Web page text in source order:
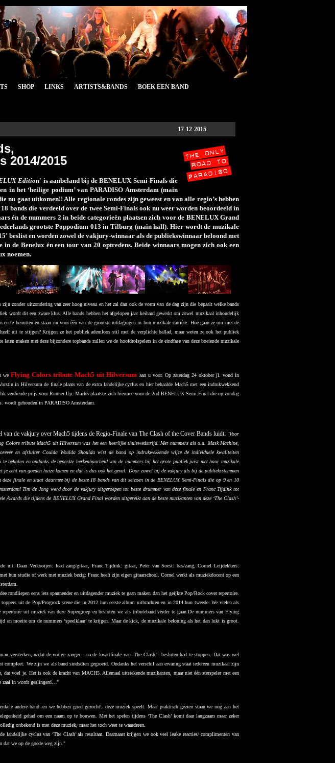
SHOP LINKS ARTISTS&BANDS BOEK EEN BAND
17-12-2015
2014/2015
Edition' is aanbeland bij de BENELUX Semi-Finals die
in het ‘heilige podium’ van PARADISO Amsterdam (main
nu gaat uitkomen!! Alle regionale rondes zijn geweest en van alle regio’s hebben
bands die verdeeld over de twee Semi-Finals ook nu weer worden beoordeeld in
én de nummers 2 in beide categorieën plaatsen zich voor de BENELUX Grand
grootste Poppodium 013 in Tilburg (main hall). Hier wordt de muzikale
beslist en worden zowel de vakjury-winnaar als de publiekswinnaar beloond met
de Benelux én een tour van 20 optredens. Beide winnaars mogen zich ook een
noemen.
zonder uitzondering van zeer hoog niveau en het zal dan ook de vorm van de dag zijn die bepaalt welke bands
wordt dit een zware klus. Alle bands hebben het afgelopen jaar keihard gewerkt om zowel muzikaal inhoudelijk
te benutten en staan nu voor één van de grootste uitdagingen in hun muzikale carrière. Hoe gaan ze om met de
uit te stijgen? Krijgen ze het publiek ademloos stil met de verplichte ballad, maar weten ze ook het publiek
maken met deze bijzondere topbands zullen we de hoofdrolspelers in de eindfase van deze boeiende muzikale
we Flying Colors tribute Mach5 uit Hilversum aan u voor. Op zaterdag 24 oktober jl. vond in
in Hilversum de finale plaats van de extra landelijke cyclus en hier behaalde Mach5 met een indrukwekkend
verdiende prijs voor Runner-Up. Mach5 plaatste zich hiermee voor de 2nd BENELUX Semi-Final die op zondag
wordt gehouden in PARADISO Amsterdam.
van de vakjury over Mach5 tijdens de Regio-Finale van The Clash of the Cover Bands luidt: "Voor
Colors tribute Mach5 uit Hilversum was het een heerlijke thuiswedstrijd. Met nummers als o.a. Mask Machine,
en afsluiter Coulda Woulda Shoulda wist de band op indrukwekkende wijze de individuele kwaliteiten
behalen en ondanks de beperkte herkenbaarheid van de nummers bij het grote publiek juist met haar muzikale
echt van goeden huize komen en dat is dus ook het geval. Door zowel bij de vakjury als bij de publieksstemmen
finale en staat daarmee bij de beste 18 bands van dit seizoen in de BENELUX Semi-Finals die op 9 en 10
Tim de Jong werd door de vakjury uitgeroepen tot beste drummer van deze finale en Franc Tijdink tot
Awards die tijdens de BENELUX Grand Final worden uitgereikt aan de beste muzikanten van deze ‘The Clash’-
uit: Daan Verkooijen: lead zang/gitaar, Franc Tijdink: gitaar, Peter van Soest: bas/zang, Cornel Leijdekkers:
hun studie of werk met muziek bezig: Franc heeft zijn eigen gitaarschool. Cornel werkt als muziekdocent op een
rondliepen eens iets spannender en uitdagender muziek te gaan maken dan het geijkte Pop/Rock cover repertoire.
uit de Pop/Progrock scene die in 2012 hun eerste album uitbrachten en in 2014 hun tweede. We vielen als
uit muziek van deze Supergroep en besloten we als tributeband verder te gaan.De nummers van Flying
en moeite om de nummers ‘speelklaar’ te krijgen. Maar de kick, de muzikale beloning als het dan lukt is groot.
versterken, nadat de vorige zanger – na de kwartfinale van ‘The Clash’ - besloten had te stoppen. Dat was wel
We zijn we als band sindsdien gegroeid. Ondanks het verschil aan ervaring staat iedereen muzikaal zijn
voel je. Het is ook de kracht van MACH5. Allemaal uitstekende muzikanten, maar niet één sterspeler met een
zaal in wordt geslingerd… "
andere band -en we hebben goed gezocht!- deze muziek speelt. Maar praktisch gezien staan we nog aan het
gehad om een naam op te bouwen. Met het spelen tijdens ‘The Clash’ komt daar langzaam maar zeker
onbekend is met deze muziek, maar het toch weet te waarderen.
cyclus van ‘The Clash’ als resultaat. Daarnaast krijgen we ook veel leuke reacties/ complimenten van
dat we op de goede weg zijn. "